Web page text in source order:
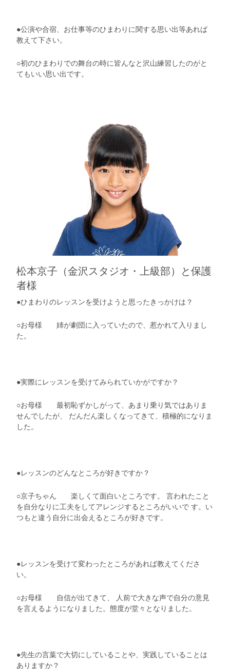
●公演や合宿、お仕事等のひまわりに関する思い出等あれば
教えて下さい。
○初のひまわりでの舞台の時に皆んなと沢山練習したのがと
てもいい思い出です。
松本京子（金沢スタジオ・上級部）と保護
者様
●ひまわりのレッスンを受けようと思ったきっかけは？
○お母様 姉が劇団に入っていたので、惹かれて入りまし
た。
●実際にレッスンを受けてみられていかがですか？
○お母様 最初恥ずかしがって、あまり乗り気ではありま
せんでしたが、 だんだん楽しくなってきて、積極的になりま
した。
●レッスンのどんなところが好きですか？
○京子ちゃん 楽しくて面白いところです。 言われたこと
を自分なりに工夫をしてアレンジするところがいいで す。い
つもと違う自分に出会えるところが好きです。
●レッスンを受けて変わったところがあれば教えてくださ
い。
○お母様 自信が出てきて、 人前で大きな声で自分の意見
を言えるようになりました。態度が堂々となりました。
●先生の言葉で大切にしていることや、実践していることは
ありますか？